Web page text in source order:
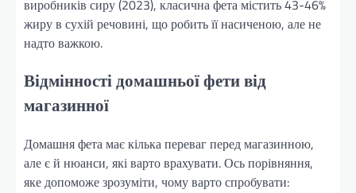
виробників сиру (2023), класична фета містить 43-46%
жиру в сухій речовині, що робить її насиченою, але не
надто важкою.
Відмінності домашньої фети від
магазинної
Домашня фета має кілька переваг перед магазинною,
але є й нюанси, які варто врахувати. Ось порівняння,
яке допоможе зрозуміти, чому варто спробувати: